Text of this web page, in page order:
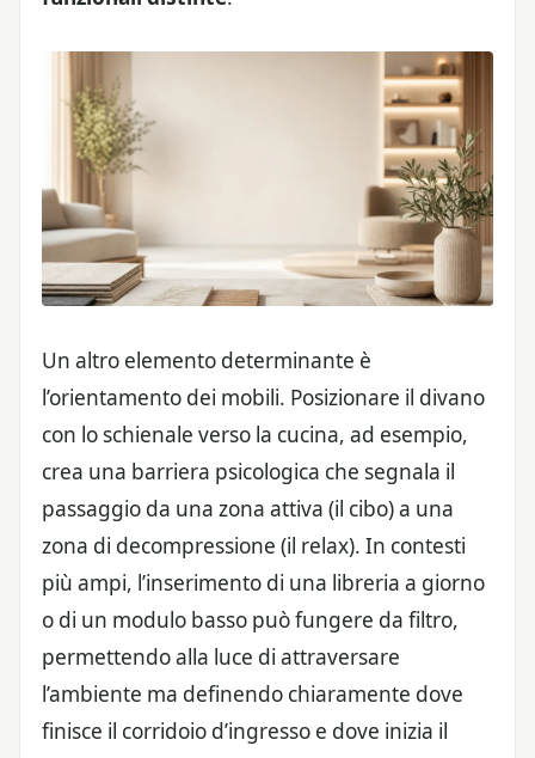
Un altro elemento determinante è
l’orientamento dei mobili. Posizionare il divano
con lo schienale verso la cucina, ad esempio,
crea una barriera psicologica che segnala il
passaggio da una zona attiva (il cibo) a una
zona di decompressione (il relax). In contesti
più ampi, l’inserimento di una libreria a giorno
o di un modulo basso può fungere da filtro,
permettendo alla luce di attraversare
l’ambiente ma definendo chiaramente dove
finisce il corridoio d’ingresso e dove inizia il